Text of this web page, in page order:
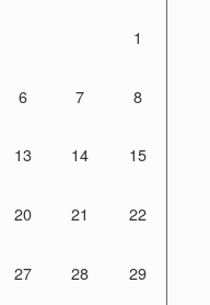
1
6 7 8
13 14 15
20 21 22
27 28 29